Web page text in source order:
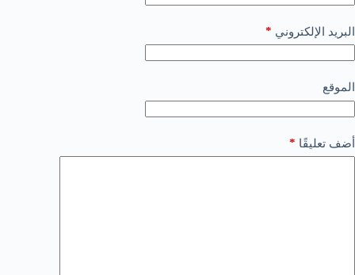
البريد الإلكتروني *
الموقع
أضف تعليقًا *